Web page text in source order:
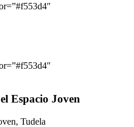
Espacio Joven
Tudela